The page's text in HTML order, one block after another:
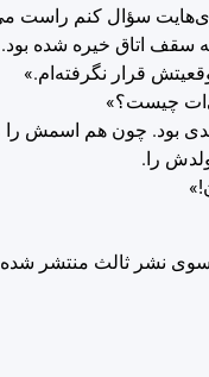
سؤال کنم راست
سقف اتاق خیره شده بود.
قرار نگرفته‌ام.»
چیست؟»
بود. چون هم اسمش
را.
سوی نشر ثالث منتشر